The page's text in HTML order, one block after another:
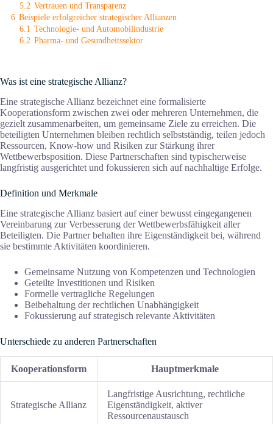
5.2 Vertrauen und Transparenz
6 Beispiele erfolgreicher strategischer Allianzen
6.1 Technologie- und Automobilindustrie
6.2 Pharma- und Gesundheitssektor
Was ist eine strategische Allianz?
Eine strategische Allianz bezeichnet eine formalisierte
Kooperationsform zwischen zwei oder mehreren Unternehmen, die
gezielt zusammenarbeiten, um gemeinsame Ziele zu erreichen. Die
beteiligten Unternehmen bleiben rechtlich selbstständig, teilen jedoch
Ressourcen, Know-how und Risiken zur Stärkung ihrer
Wettbewerbsposition. Diese Partnerschaften sind typischerweise
langfristig ausgerichtet und fokussieren sich auf nachhaltige Erfolge.
Definition und Merkmale
Eine strategische Allianz basiert auf einer bewusst eingegangenen
Vereinbarung zur Verbesserung der Wettbewerbsfähigkeit aller
Beteiligten. Die Partner behalten ihre Eigenständigkeit bei, während
sie bestimmte Aktivitäten koordinieren.
Gemeinsame Nutzung von Kompetenzen und Technologien
Geteilte Investitionen und Risiken
Formelle vertragliche Regelungen
Beibehaltung der rechtlichen Unabhängigkeit
Fokussierung auf strategisch relevante Aktivitäten
Unterschiede zu anderen Partnerschaften
Kooperationsform Hauptmerkmale
Strategische Allianz
Langfristige Ausrichtung, rechtliche
Eigenständigkeit, aktiver
Ressourcenaustausch